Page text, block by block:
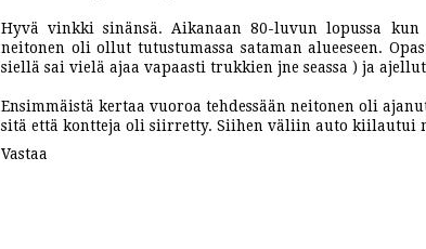
Hyvä vinkki sinänsä. Aikanaan 80-luvun lopussa
neitonen oli ollut tutustumassa sataman alueeseen.
siellä sai vielä ajaa vapaasti trukkien jne seassa ) ja
Ensimmäistä kertaa vuoroa tehdessään neitonen oli
sitä että kontteja oli siirretty. Siihen väliin auto kiilautui
Vastaa